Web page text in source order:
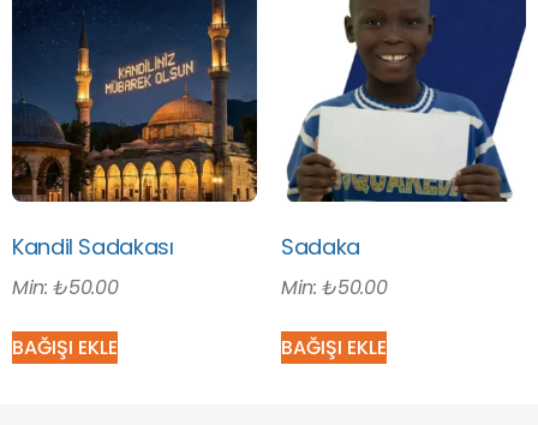
Kandil Sadakası
Min:₺50.00
BAĞIŞI EKLE
Sadaka
Min:₺50.00
BAĞIŞI EKLE